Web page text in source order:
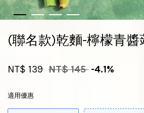
(聯名款)乾麵-檸檬青醬
NT$ 139 NT$ 145 -4.1%
適用優惠